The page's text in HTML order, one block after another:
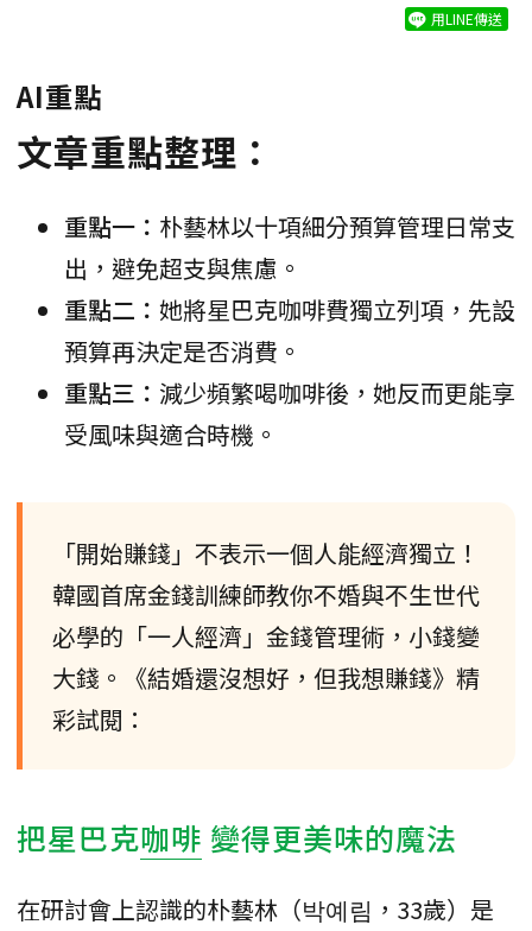
用LINE傳送
AI重點
文章重點整理：
重點一： 朴藝林以十項細分預算管理日常支
出，避免超支與焦慮。
重點二： 她將星巴克咖啡費獨立列項，先設
預算再決定是否消費。
重點三： 減少頻繁喝咖啡後，她反而更能享
受風味與適合時機。
「開始賺錢」不表示一個人能經濟獨立！
韓國首席金錢訓練師教你不婚與不生世代
必學的「一人經濟」金錢管理術，小錢變
大錢。《結婚還沒想好，但我想賺錢》精
彩試閱：
把星巴克咖啡 變得更美味的魔法
在研討會上認識的朴藝林（박예림，33歲）是